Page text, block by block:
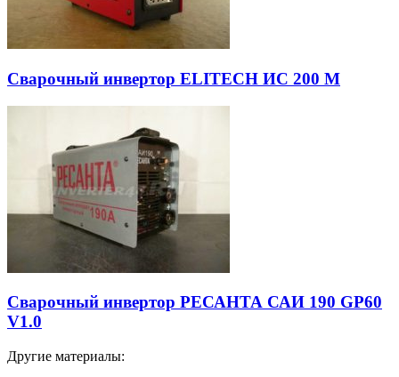
Сварочный инвертор ELITECH ИС 200 М
Сварочный инвертор РЕСАНТА САИ 190 GP60
V1.0
Другие материалы: